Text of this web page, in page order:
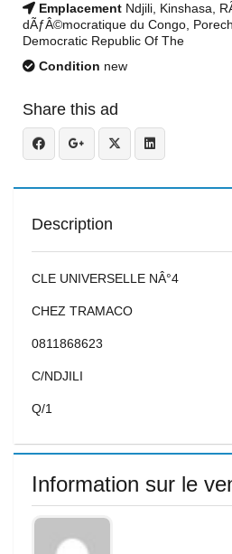
Emplacement Ndjili, Kinshasa,
dÃƒÂ©mocratique du Congo,
Democratic Republic Of The
Condition new
Share this ad
Description
CLE UNIVERSELLE NÂ°4
CHEZ TRAMACO
0811868623
C/NDJILI
Q/1
Information sur le